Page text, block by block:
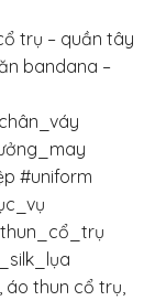
trụ – quần tây
bandana –
#uniform
áo thun cổ trụ,